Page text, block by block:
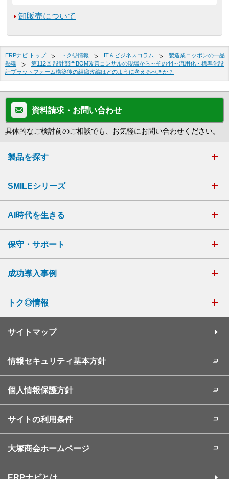
卸販売について
ERPナビ トップ トク◎情報 IT＆ビジネスコラム
製造業ニッポンの一品
熱魂
第112回 設計部門BOM改善コンサルの現場から～その44～流用化・標準化設
計プラットフォーム構築後の組織改編はどのように考えるべきか？
資料請求・お問い合わせ
具体的なご検討前のご相談でも、お気軽にお問い合わせください。
製品を探す
SMILEシリーズ
AI時代を生きる
保守・サポート
成功導入事例
トク◎情報
サイトマップ
情報セキュリティ基本方針
個人情報保護方針
サイトの利用条件
大塚商会ホームページ